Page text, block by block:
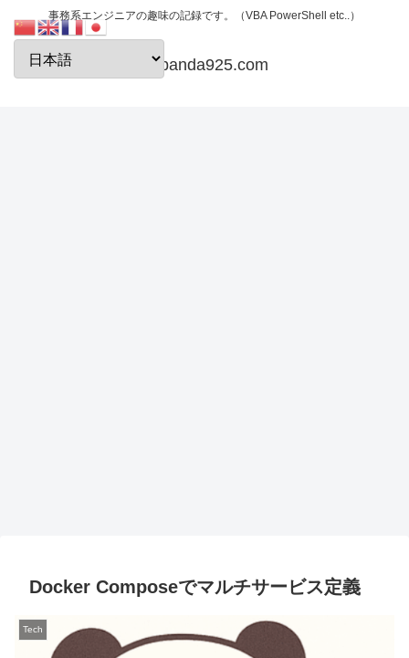
事務系エンジニアの趣味の記録です。（VBA PowerShell etc..）
papanda925.com
Docker Composeでマルチサービス定義
Tech